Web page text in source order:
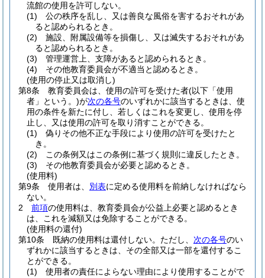
流館の使用を許可しない。
(1)
公の秩序を乱し、又は善良な風俗を害するおそれがあ
ると認められるとき。
(2)
施設、附属設備等を損傷し、又は滅失するおそれがあ
ると認められるとき。
(3)
管理運営上、支障があると認められるとき。
(4)
その他教育委員会が不適当と認めるとき。
(使用の停止又は取消し)
第8条
教育委員会は、使用の許可を受けた者(以下「使用
者」という。)が次の各号のいずれかに該当するときは、使
用の条件を新たに付し、若しくはこれを変更し、使用を停
止し、又は使用の許可を取り消すことができる。
(1)
偽りその他不正な手段により使用の許可を受けたと
き。
(2)
この条例又はこの条例に基づく規則に違反したとき。
(3)
その他教育委員会が必要と認めるとき。
(使用料)
第9条
使用者は、 別表に定める使用料を前納しなければなら
ない。
2
前項の使用料は、教育委員会が公益上必要と認めるとき
は、これを減額又は免除することができる。
(使用料の還付)
第10条
既納の使用料は還付しない。 ただし、 次の各号のい
ずれかに該当するときは、その全部又は一部を還付するこ
とができる。
(1)
使用者の責任によらない理由により使用することがで